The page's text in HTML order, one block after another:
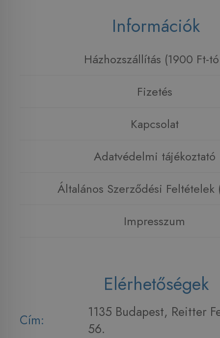
Információk
Házhozszállítás (1900 Ft-
Fizetés
Kapcsolat
Adatvédelmi tájékoztató
Általános Szerződési Feltételek
Impresszum
Elérhetőségek
Cím:
1135 Budapest, Reitter
56.